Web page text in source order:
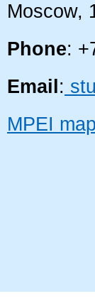
Moscow,
Phone:
Email :
MPEI map